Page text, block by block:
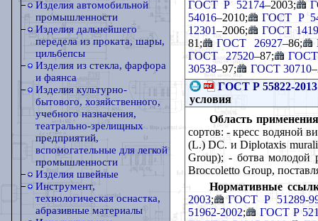
Изделия автомобильной
промышленности
Изделия дальнейшего
передела из проката, шары,
цильбепсы
Изделия из стекла, фарфора
и фаянса
Изделия культурно-
бытового, хозяйственного,
учебного назначения,
театрально-зрелищных
предприятий,
вспомогательные для легкой
промышленности
Изделия швейные
Инструмент,
технологическая оснастка,
абразивные материалы
ГОСТ Р 52174–2003;
54016–2010;
ГОСТ Р
12301–2006;
ГОСТ
81;
ГОСТ 26927–86;
ГОСТ 27520–87;
30538–97; ГОСТ 30710
ГОСТ Р 55822-2013
условия
Область
сортов: - кресс водяной
(L.) DC. и Diplotaxis
Group); - ботва молодой
Broccoletto Group,
Нормативные
2003;
ГОСТ Р 51289-
51962-2002;
ГОСТ Р